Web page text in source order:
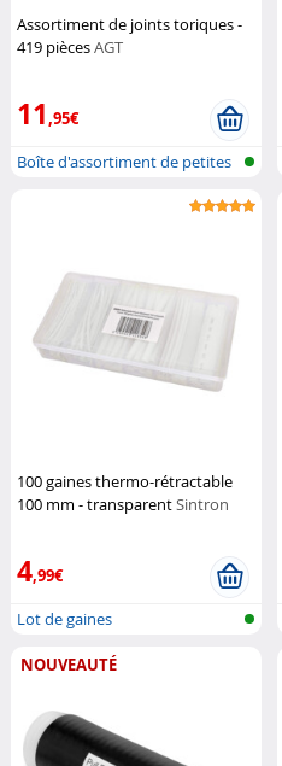
Assortiment de joints toriques -
419 piècesAGT
11,95€
Boîte d'assortiment de petites
100 gaines thermo-rétractable
100 mm - transparentSintron
4,99€
Lot de gaines
NOUVEAUTÉ